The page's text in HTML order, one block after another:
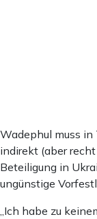
Wadephul muss in
indirekt (aber
Beteiligung in
ungünstige
„Ich habe zu